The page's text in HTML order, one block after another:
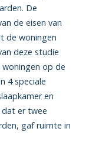
De
de eisen van
de woningen
deze studie
op de
4 speciale
en
er twee
gaf ruimte in